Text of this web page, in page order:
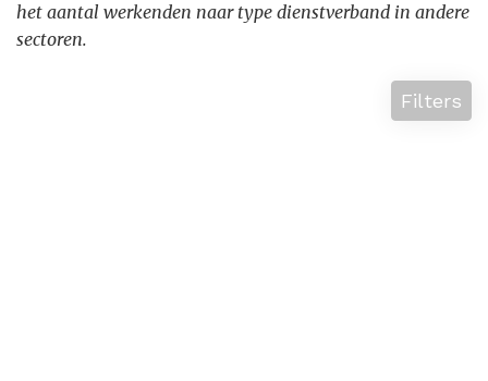
het aantal werkenden naar type dienstverband in andere
sectoren.
Filters